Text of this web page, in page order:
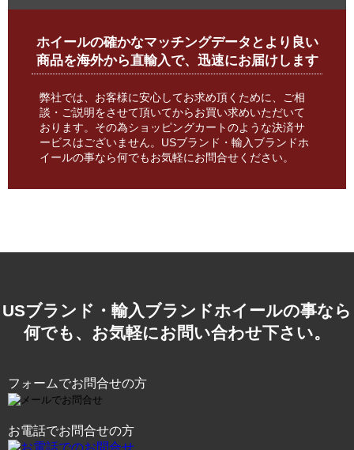
ホイールの確かなマッチングデータとより良い
商品を海外から直輸入で、迅速にお届けします
弊社では、お客様に安心してお求め頂くために、ご相
談・ご説明をさせて頂いてからお買い求めいただいて
おります。その為ショッピングカートのような決済サ
ービスはございません。USブランド・輸入ブランドホ
イールの事なら何でもお気軽にお問合せください。
USブランド・輸入ブランドホイールの事なら
何でも、お気軽にお問い合わせ下さい。
フォームでお問合せの方
お電話でお問合せの方